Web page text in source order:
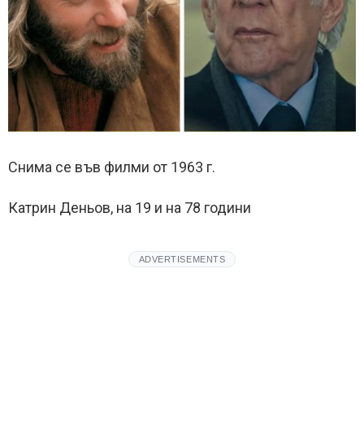
Снима се във филми от 1963 г.
Катрин Деньов, на 19 и на 78 години
ADVERTISEMENTS